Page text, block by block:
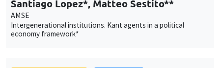
Santiago Lopez*, Matteo Sestito**
AMSE
Intergenerational institutions. Kant agents in a political
economy framework*
Utilisation
des
fonctionnement, analyser la fréquentation du site et proposer des
contenus multimédias. Vous êtes libre d’accepter, de refuser ou de
personnaliser l’utilisation de ces services. Votre choix pourra être
modifié à tout moment depuis le lien « Gestion des cookies »